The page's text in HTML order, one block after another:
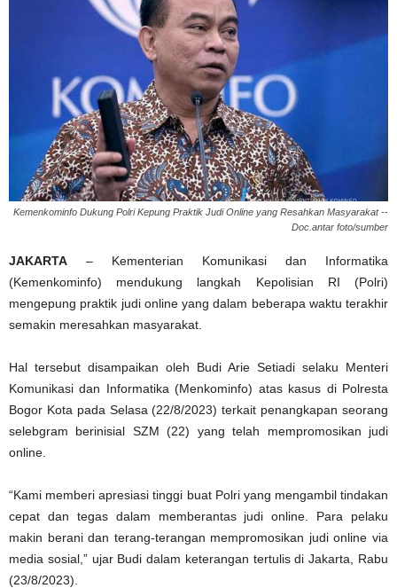
Kemenkominfo Dukung Polri Kepung Praktik Judi Online yang Resahkan Masyarakat --
Doc.antar foto/sumber
JAKARTA – Kementerian Komunikasi dan Informatika
(Kemenkominfo) mendukung langkah Kepolisian RI (Polri)
mengepung praktik judi online yang dalam beberapa waktu terakhir
semakin meresahkan masyarakat.
Hal tersebut disampaikan oleh Budi Arie Setiadi selaku Menteri
Komunikasi dan Informatika (Menkominfo) atas kasus di Polresta
Bogor Kota pada Selasa (22/8/2023) terkait penangkapan seorang
selebgram berinisial SZM (22) yang telah mempromosikan judi
online.
“Kami memberi apresiasi tinggi buat Polri yang mengambil tindakan
cepat dan tegas dalam memberantas judi online. Para pelaku
makin berani dan terang-terangan mempromosikan judi online via
media sosial,” ujar Budi dalam keterangan tertulis di Jakarta, Rabu
(23/8/2023).